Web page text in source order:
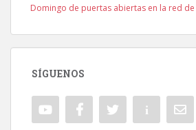
Domingo de puertas abiertas en la red
SÍGUENOS